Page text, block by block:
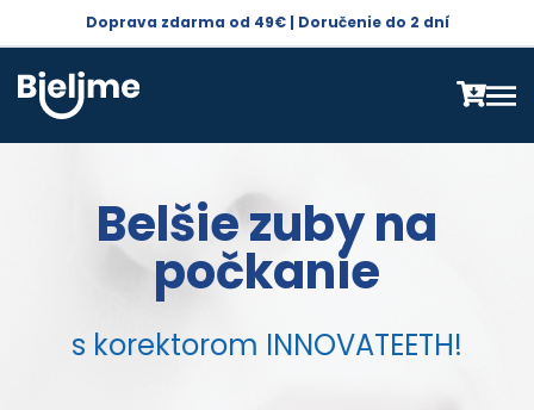
Doprava zdarma od 49€ | Doručenie do 2 dní
Belšie zuby na
počkanie
s korektorom INNOVATEETH!